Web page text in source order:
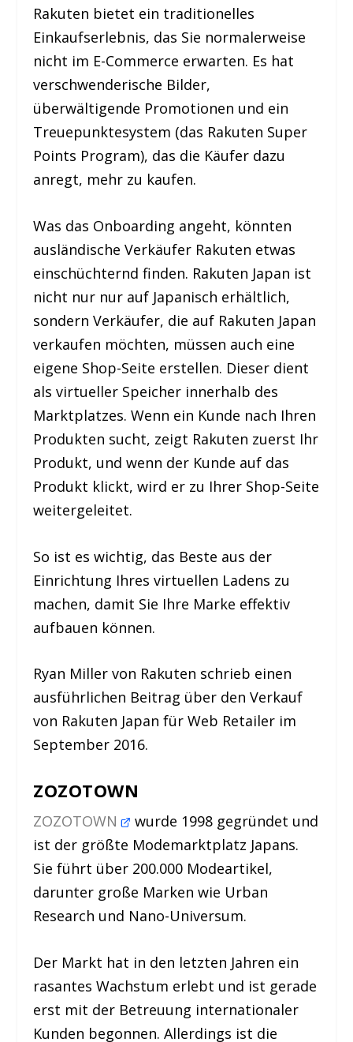
Rakuten bietet ein traditionelles
Einkaufserlebnis, das Sie normalerweise
nicht im E-Commerce erwarten. Es hat
verschwenderische Bilder,
überwältigende Promotionen und ein
Treuepunktesystem (das Rakuten Super
Points Program), das die Käufer dazu
anregt, mehr zu kaufen.
Was das Onboarding angeht, könnten
ausländische Verkäufer Rakuten etwas
einschüchternd finden. Rakuten Japan ist
nicht nur nur auf Japanisch erhältlich,
sondern Verkäufer, die auf Rakuten Japan
verkaufen möchten, müssen auch eine
eigene Shop-Seite erstellen. Dieser dient
als virtueller Speicher innerhalb des
Marktplatzes. Wenn ein Kunde nach Ihren
Produkten sucht, zeigt Rakuten zuerst Ihr
Produkt, und wenn der Kunde auf das
Produkt klickt, wird er zu Ihrer Shop-Seite
weitergeleitet.
So ist es wichtig, das Beste aus der
Einrichtung Ihres virtuellen Ladens zu
machen, damit Sie Ihre Marke effektiv
aufbauen können.
Ryan Miller von Rakuten schrieb einen
ausführlichen Beitrag über den Verkauf
von Rakuten Japan für Web Retailer im
September 2016.
ZOZOTOWN
ZOZOTOWN
wurde 1998 gegründet und
ist der größte Modemarktplatz Japans.
Sie führt über 200.000 Modeartikel,
darunter große Marken wie Urban
Research und Nano-Universum.
Der Markt hat in den letzten Jahren ein
rasantes Wachstum erlebt und ist gerade
erst mit der Betreuung internationaler
Kunden begonnen. Allerdings ist die